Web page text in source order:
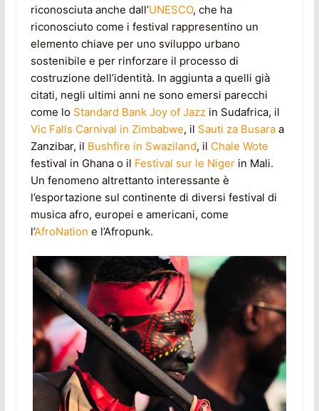
riconosciuta anche dall’UNESCO, che ha
riconosciuto come i festival rappresentino un
elemento chiave per uno sviluppo urbano
sostenibile e per rinforzare il processo di
costruzione dell’identità. In aggiunta a quelli già
citati, negli ultimi anni ne sono emersi parecchi
come lo Standard Bank Joy of Jazzin Sudafrica, il
Vic Falls Carnival in Zimbabwe, il Sauti za Busaraa
Zanzibar, il Bushfire in Swaziland, il Chale Wote
festival in Ghana o il Festival sur le Nigerin Mali.
Un fenomeno altrettanto interessante è
l’esportazione sul continente di diversi festival di
musica afro, europei e americani, come
l’AfroNation e l’Afropunk.